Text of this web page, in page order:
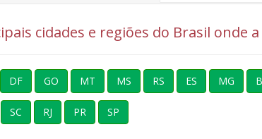
cidades e regiões do Brasil
DF GO MT MS RS ES MG
SC RJ PR SP